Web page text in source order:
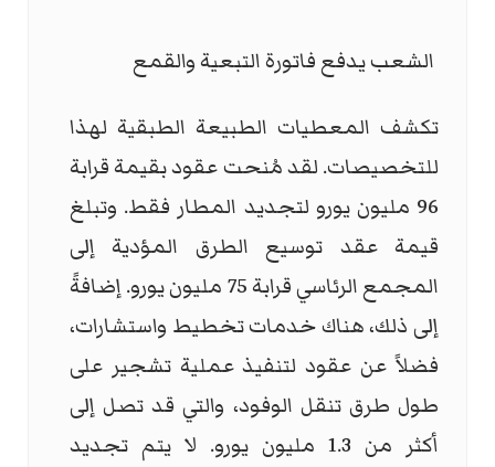
الشعب يدفع فاتورة التبعية والقمع
تكشف المعطيات الطبيعة الطبقية لهذا
للتخصيصات. لقد مُنحت عقود بقيمة قرابة
96 مليون يورو لتجديد المطار فقط. وتبلغ
قيمة عقد توسيع الطرق المؤدية إلى
المجمع الرئاسي قرابة 75 مليون يورو. إضافةً
إلى ذلك، هناك خدمات تخطيط واستشارات،
فضلاً عن عقود لتنفيذ عملية تشجير على
طول طرق تنقل الوفود، والتي قد تصل إلى
أكثر من 1.3 مليون يورو. لا يتم تجديد